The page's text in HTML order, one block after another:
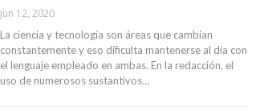
Jun 12, 2020
La ciencia y tecnología son áreas que cambian
constantemente y eso dificulta mantenerse al día con
el lenguaje empleado en ambas. En la redacción, el
uso de numerosos sustantivos…